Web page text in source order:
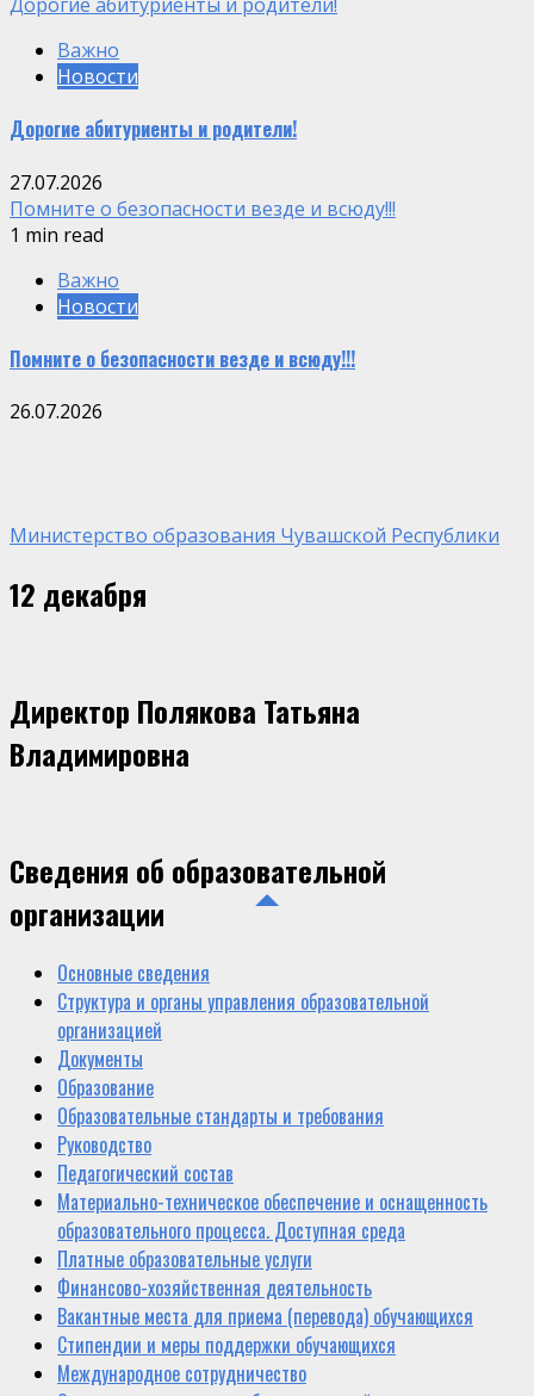
Важно
Новости
Дорогие абитуриенты и родители!
27.07.2026
Помните о безопасности везде и всюду!!!
1 min read
Важно
Новости
Помните о безопасности везде и всюду!!!
26.07.2026
Министерство образования Чувашской Республики
12 декабря
Директор Полякова Татьяна
Владимировна
Сведения об образовательной
организации
Основные сведения
Структура и органы управления образовательной
организацией
Документы
Образование
Образовательные стандарты и требования
Руководство
Педагогический состав
Материально-техническое обеспечение и оснащенность
образовательного процесса. Доступная среда
Платные образовательные услуги
Финансово-хозяйственная деятельность
Вакантные места для приема (перевода) обучающихся
Стипендии и меры поддержки обучающихся
Международное сотрудничество